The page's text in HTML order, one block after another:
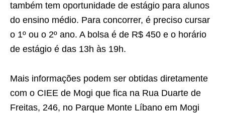
também tem oportunidade de estágio para alunos
do ensino médio. Para concorrer, é preciso cursar
o 1º ou o 2º ano. A bolsa é de R$ 450 e o horário
de estágio é das 13h às 19h.
Mais informações podem ser obtidas diretamente
com o CIEE de Mogi que fica na Rua Duarte de
Freitas, 246, no Parque Monte Líbano em Mogi